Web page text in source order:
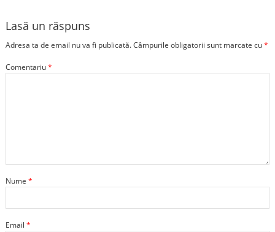
Lasă un răspuns
Adresa ta de email nu va fi publicată.Câmpurile obligatorii sunt marcate cu*
Comentariu*
Nume *
Email *